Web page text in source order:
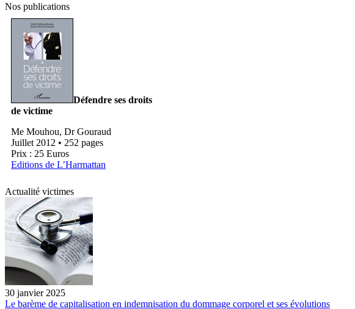
Nos publications
Défendre ses droits
de victime
Me Mouhou, Dr Gouraud
Juillet 2012 • 252 pages
Prix : 25 Euros
Editions de L’Harmattan
Actualité victimes
30 janvier 2025
Le barème de capitalisation en indemnisation du dommage corporel et ses évolutions